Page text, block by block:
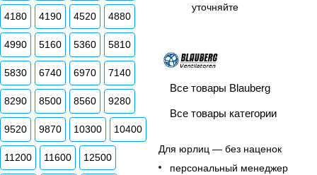
4180 4190 4520 4880
4990 5160 5360 5810
5830 6740 6970 7140
8290 8500 8560 9280
9520 9870 10300 10400
11200 11600 12500
уточняйте
Все товары Blauberg
Все товары категории
Для юрлиц — без наценок
персональный менеджер